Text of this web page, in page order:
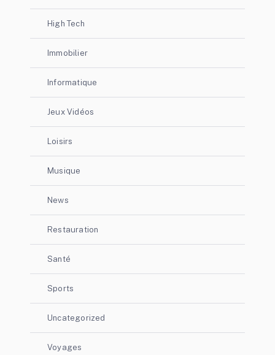
High Tech
Immobilier
Informatique
Jeux Vidéos
Loisirs
Musique
News
Restauration
Santé
Sports
Uncategorized
Voyages